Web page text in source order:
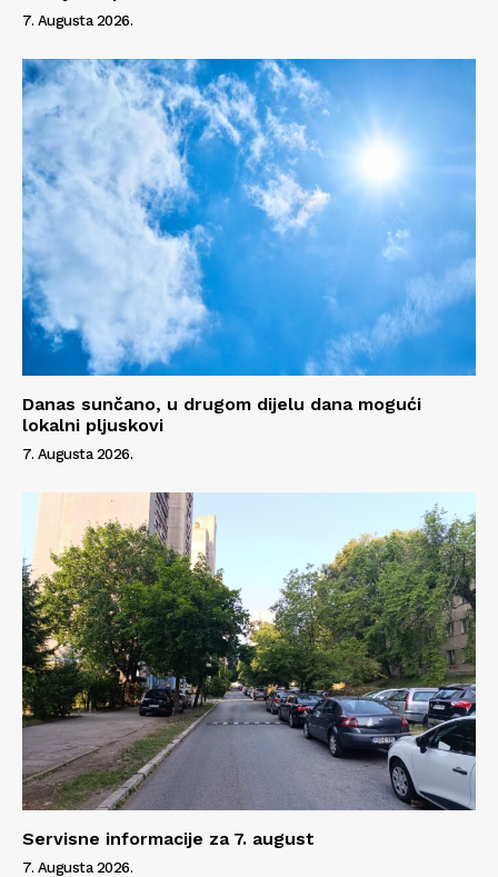
Info
Impressum
7. Augusta 2026.
Danas sunčano, u drugom dijelu dana mogući
lokalni pljuskovi
7. Augusta 2026.
Servisne informacije za 7. august
7. Augusta 2026.